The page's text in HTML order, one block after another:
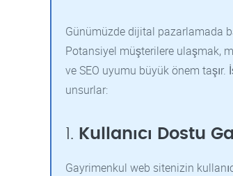
Günümüzde dijital pazarlamada
Potansiyel müşterilere ulaşmak,
ve SEO uyumu büyük önem taşır.
unsurlar:
1. Kullanıcı Dostu
Gayrimenkul web sitenizin